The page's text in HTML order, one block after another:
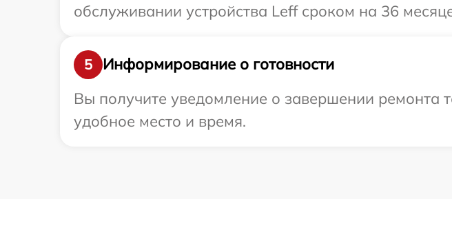
обслуживании устройства Leff сроком на 36
5
Информирование о готовности
Вы получите уведомление о завершении ремонта
удобное место и время.